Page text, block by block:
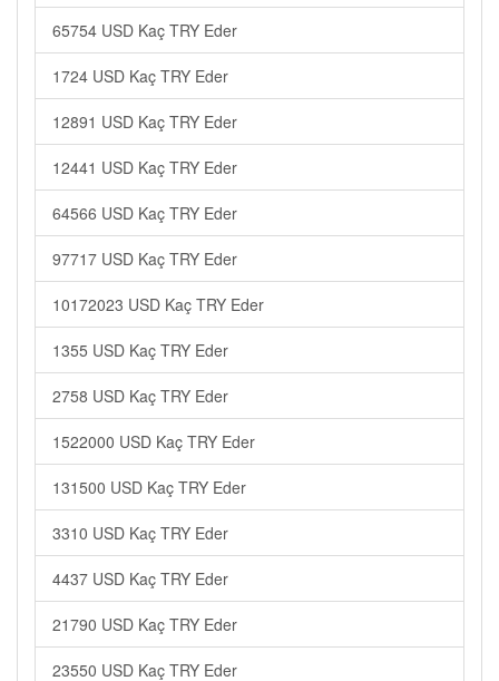
65754 USD Kaç TRY Eder
1724 USD Kaç TRY Eder
12891 USD Kaç TRY Eder
12441 USD Kaç TRY Eder
64566 USD Kaç TRY Eder
97717 USD Kaç TRY Eder
10172023 USD Kaç TRY Eder
1355 USD Kaç TRY Eder
2758 USD Kaç TRY Eder
1522000 USD Kaç TRY Eder
131500 USD Kaç TRY Eder
3310 USD Kaç TRY Eder
4437 USD Kaç TRY Eder
21790 USD Kaç TRY Eder
23550 USD Kaç TRY Eder